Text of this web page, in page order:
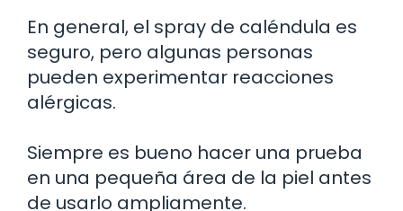
En general, el spray de caléndula es
seguro, pero algunas personas
pueden experimentar reacciones
alérgicas.
Siempre es bueno hacer una prueba
en una pequeña área de la piel antes
de usarlo ampliamente.